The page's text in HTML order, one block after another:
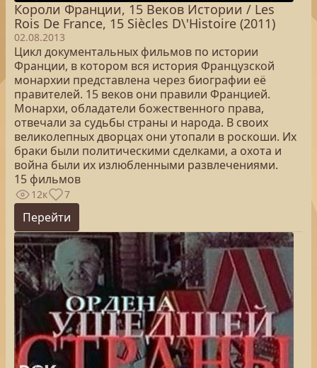
Короли Франции, 15 Веков Истории / Les
Rois De France, 15 Siècles D\'Histoire (2011)
02.08.2013
Цикл документальных фильмов по истории
Франции, в котором вся история Французской
монархии представлена через биографии её
правителей. 15 веков они правили Францией.
Монархи, обладатели божественного права,
отвечали за судьбы страны и народа. В своих
великолепных дворцах они утопали в роскоши. Их
браки были политическими сделками, а охота и
война были их излюбленными развлечениями.
15 фильмов
12к 7
Перейти